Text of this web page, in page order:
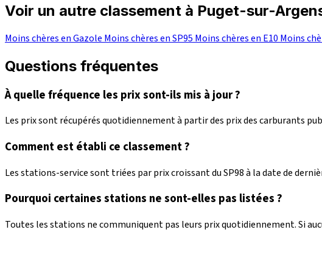
Voir un autre classement à Puget-sur-
Moins chères en Gazole Moins chères en SP95 Moins chères en E10 Moins
Questions fréquentes
À quelle fréquence les prix sont-ils mis à jour ?
Les prix sont récupérés quotidiennement à partir des prix des carburants
Comment est établi ce classement ?
Les stations-service sont triées par prix croissant du SP98 à la date de
Pourquoi certaines stations ne sont-elles pas listées ?
Toutes les stations ne communiquent pas leurs prix quotidiennement. Si